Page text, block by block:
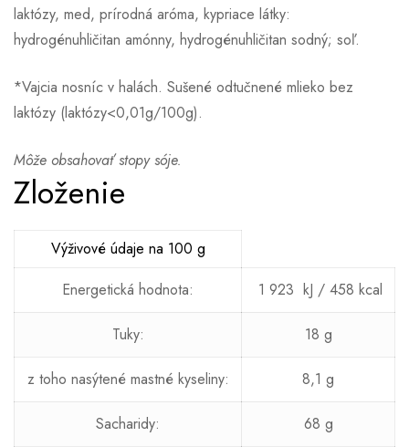
laktózy, med, prírodná aróma, kypriace látky:
hydrogénuhličitan amónny, hydrogénuhličitan sodný; soľ.
*Vajcia nosníc v halách. Sušené odtučnené mlieko bez
laktózy (laktózy<0,01g/100g).
Môže obsahovať stopy sóje.
Zloženie
Výživové údaje na 100 g
Energetická hodnota:
1 923 kJ / 458 kcal
Tuky: 18 g
z toho nasýtené mastné kyseliny: 8,1 g
Sacharidy: 68 g